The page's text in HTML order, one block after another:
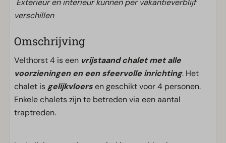
Exterieur en interieur kunnen per vakantieverblijf
verschillen
Omschrijving
Velthorst 4 is een vrijstaand chalet met alle
voorzieningen en een sfeervolle inrichting. Het
chalet is gelijkvloersen geschikt voor 4 personen.
Enkele chalets zijn te betreden via een aantal
traptreden.